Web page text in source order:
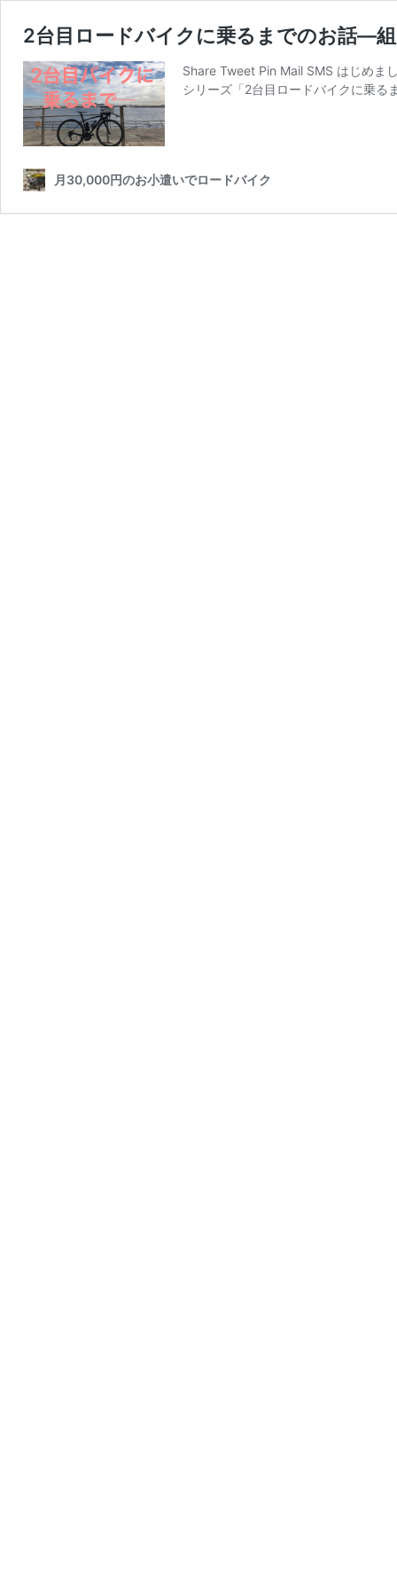
2台目ロードバイクに乗るまでのお話―
Share Tweet Pin Mail SMS はじめま
シリーズ「2台目ロードバイクに乗
月30,000円のお小遣いでロードバイク